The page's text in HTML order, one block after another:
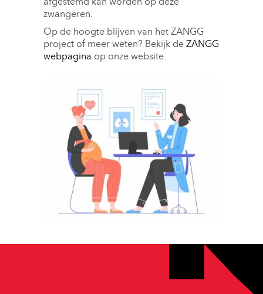
afgestemd kan worden op deze
zwangeren.
Op de hoogte blijven van het ZANGG
project of meer weten? Bekijk de ZANGG
webpagina op onze website.